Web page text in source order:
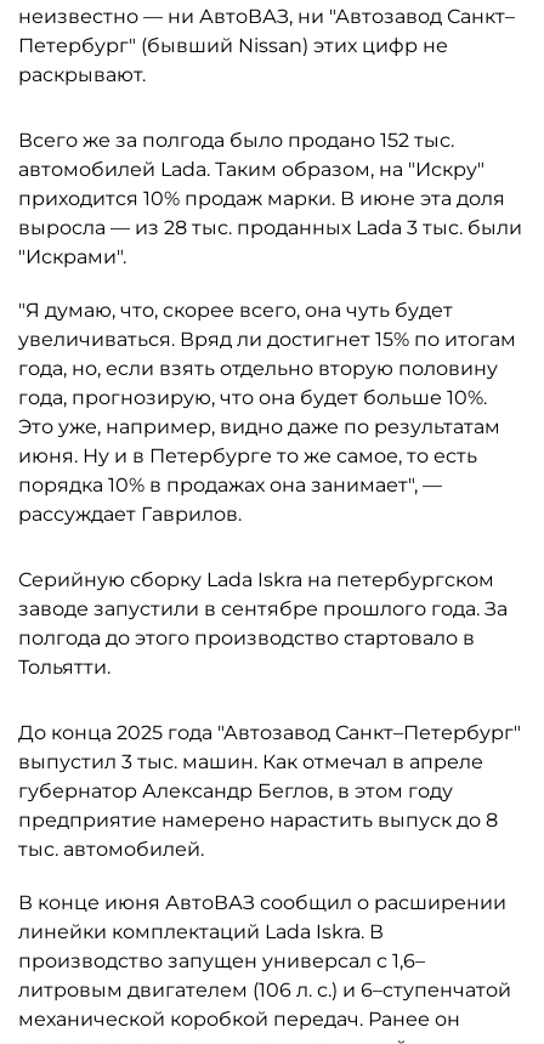
неизвестно — ни АвтоВАЗ, ни "Автозавод Санкт–
Петербург" (бывший Nissan) этих цифр не
раскрывают.
Всего же за полгода было продано 152 тыс.
автомобилей Lada. Таким образом, на "Искру"
приходится 10% продаж марки. В июне эта доля
выросла — из 28 тыс. проданных Lada 3 тыс. были
"Искрами".
"Я думаю, что, скорее всего, она чуть будет
увеличиваться. Вряд ли достигнет 15% по итогам
года, но, если взять отдельно вторую половину
года, прогнозирую, что она будет больше 10%.
Это уже, например, видно даже по результатам
июня. Ну и в Петербурге то же самое, то есть
порядка 10% в продажах она занимает", —
рассуждает Гаврилов.
Серийную сборку Lada Iskra на петербургском
заводе запустили в сентябре прошлого года. За
полгода до этого производство стартовало в
Тольятти.
До конца 2025 года "Автозавод Санкт–Петербург"
выпустил 3 тыс. машин. Как отмечал в апреле
губернатор Александр Беглов, в этом году
предприятие намерено нарастить выпуск до 8
тыс. автомобилей.
В конце июня АвтоВАЗ сообщил о расширении
линейки комплектаций Lada Iskra. В
производство запущен универсал с 1,6–
литровым двигателем (106 л. с.) и 6–ступенчатой
механической коробкой передач. Ранее он